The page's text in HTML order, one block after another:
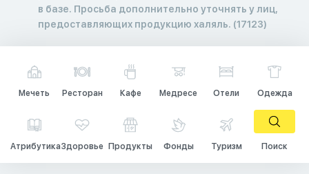
в базе. Просьба дополнительно уточнять у лиц,
предоставляющих продукцию халяль. (17123)
Мечеть Ресторан Кафе Медресе Отели Одежда
АтрибутикаЗдоровье Продукты Фонды Туризм Поиск